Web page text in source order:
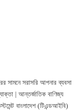
সামনে সরাসরি আপনার ব্যবসা
| আন্তর্জাতিক বাণিজ্য
বাংলাদেশ (টিএন্ডআইবি)